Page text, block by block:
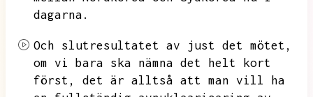
dagarna.
Och slutresultatet av just det mötet,
om vi bara ska nämna det helt kort
först,
det är alltså att man vill ha